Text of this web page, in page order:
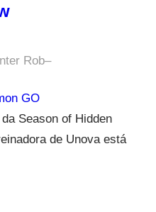
Rob–
GO
Season of Hidden
de Unova está